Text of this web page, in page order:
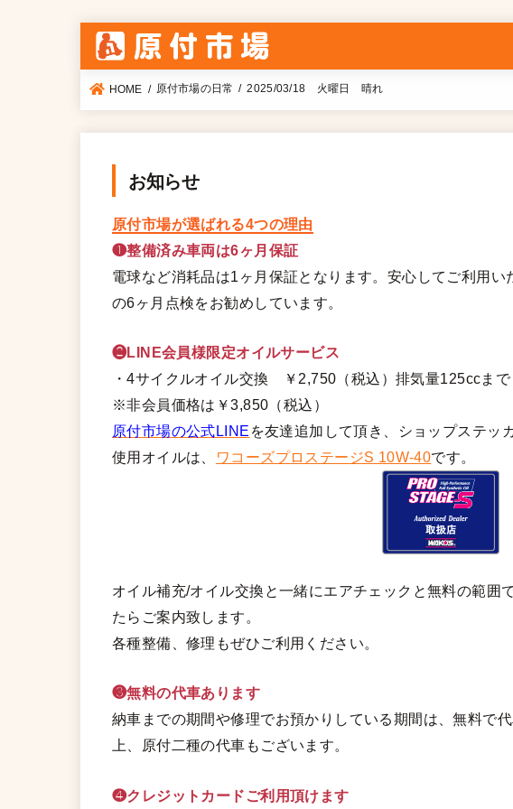
HOME 原付市場の日常 2025/03/18 火曜日 晴れ
お知らせ
原付市場が選ばれる4つの理由
❶整備済み車両は6ヶ月保証
電球など消耗品は1ヶ月保証となります。安心してご利用
の6ヶ月点検をお勧めしています。
❷LINE会員様限定オイルサービス
・4サイクルオイル交換 ￥2,750（税込）排気量125ccまで
※非会員価格は￥3,850（税込）
原付市場の公式LINE を友達追加して頂き、ショップステッ
使用オイルは、
ワコーズプロステージS 10W-40です。
オイル補充/オイル交換と一緒にエアチェックと無料の範囲
たらご案内致します。
各種整備、修理もぜひご利用ください。
❸無料の代車あります
納車までの期間や修理でお預かりしている期間は、無料で
上、原付二種の代車もございます。
❹クレジットカードご利用頂けます